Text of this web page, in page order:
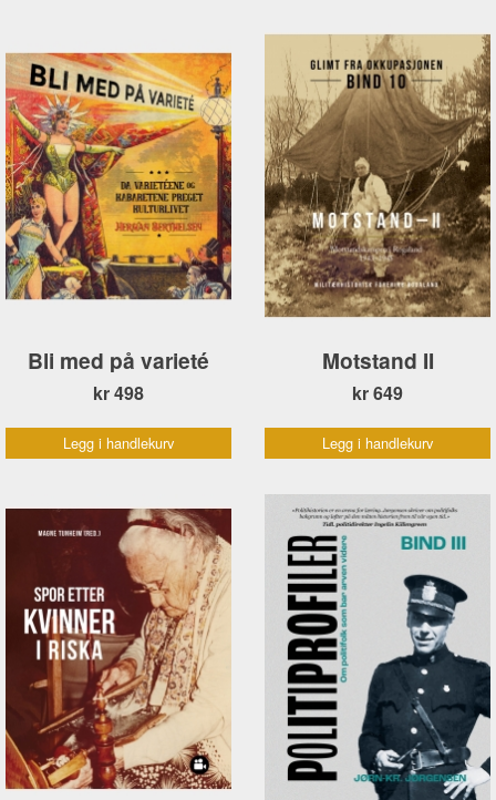
Bli med på varieté
kr 498
Legg i handlekurv
Motstand II
kr 649
Legg i handlekurv